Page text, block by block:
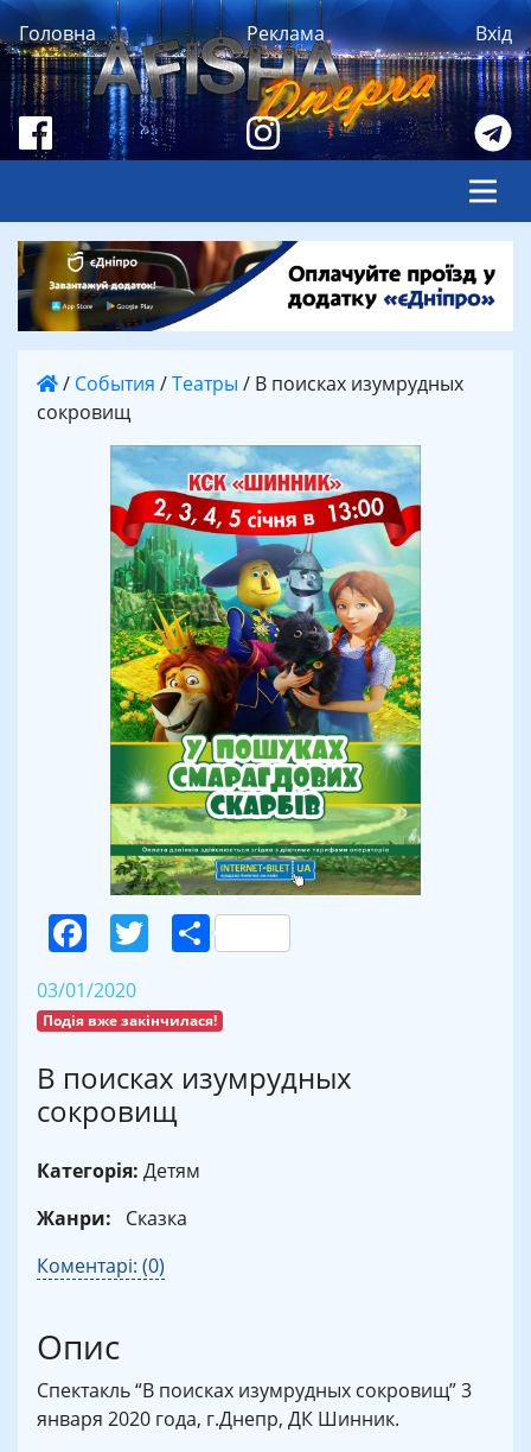
Головна Реклама Вхід
/ События /Театры / В поисках изумрудных
сокровищ
Facebook
Twitter
Поділитися
03/01/2020
Подія вже закінчилася!
В поисках изумрудных
сокровищ
Категорія: Детям
Жанри:
Сказка
Коментарі: (0)
Опис
Спектакль “В поисках изумрудных сокровищ” 3
января 2020 года, г.Днепр, ДК Шинник.